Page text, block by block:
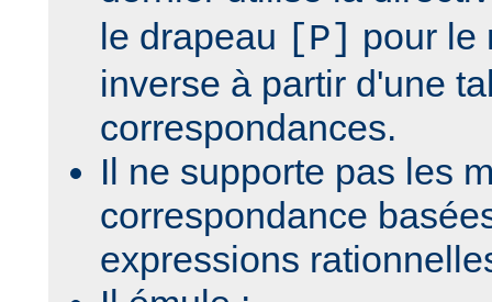
le drapeau
[P]
pour le
inverse à partir d'une
correspondances.
Il ne supporte pas les
correspondance
expressions